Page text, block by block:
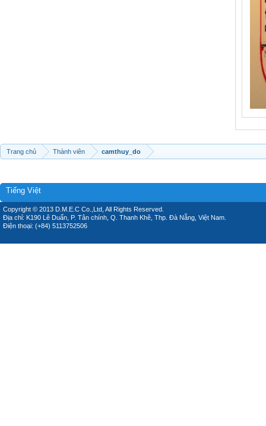
Trang chủ Thành viên camthuy_do
Tiếng Việt
Copyright © 2013 D.M.E.C Co.,Ltd, All Rights Reserved.
Địa chỉ: K190 Lê Duẩn, P. Tân chính, Q. Thanh Khê, Thp. Đà Nẵng, Việt Nam.
Điện thoại: (+84) 5113752506